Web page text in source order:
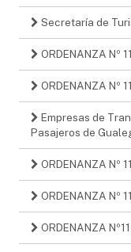
Secretaría de
ORDENANZA Nº
ORDENANZA Nº
Empresas de
Pasajeros de
ORDENANZA Nº
ORDENANZA Nº
ORDENANZA